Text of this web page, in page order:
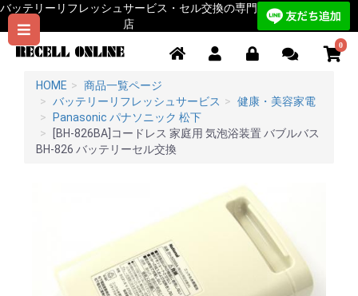
バッテリーリフレッシュサービス・セル交換の専門
店
0
HOME
商品一覧ページ
バッテリーリフレッシュサービス
健康・美容家電
Panasonic パナソニック 松下
[BH-826BA]コードレス 家庭用 気泡浴装置 バブルバス
BH-826 バッテリーセル交換